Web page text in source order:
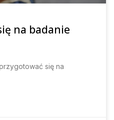
na badanie
się na